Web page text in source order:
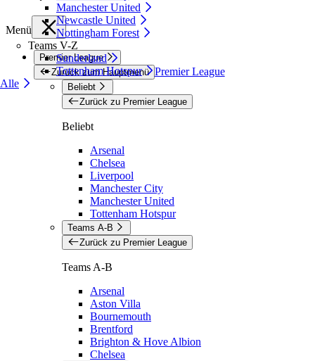
Manchester United
Newcastle United
Nottingham Forest
Teams V-Z
Sunderland
Tottenham Hotspur
Alle
Menü
Premier League
Zurück zum Hauptmenü Premier League
Beliebt
Zurück zu Premier League
Beliebt
Arsenal
Chelsea
Liverpool
Manchester City
Manchester United
Tottenham Hotspur
Teams A-B
Zurück zu Premier League
Teams A-B
Arsenal
Aston Villa
Bournemouth
Brentford
Brighton & Hove Albion
Chelsea